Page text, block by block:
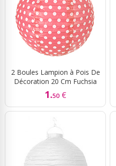
2 Boules Lampion à Pois De
Décoration 20 Cm Fuchsia
1.50 €